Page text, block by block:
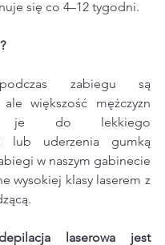
się co 4–12 tygodni.
zabiegu są
większość mężczyzn
je do lekkiego
lub uderzenia gumką
w naszym gabinecie
wysokiej klasy laserem z
depilacja laserowa jest